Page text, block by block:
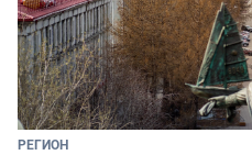
РЕГИОН